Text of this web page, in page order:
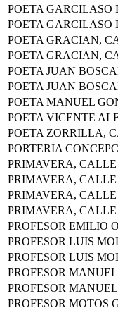
POETA
POETA
POETA GRACIAN,
POETA GRACIAN,
POETA JUAN
POETA JUAN
POETA MANUEL
POETA VICENTE
POETA ZORRILLA,
PORTERIA
PRIMAVERA, CALLE
PRIMAVERA, CALLE
PRIMAVERA, CALLE
PRIMAVERA, CALLE
PROFESOR EMILIO
PROFESOR LUIS
PROFESOR LUIS
PROFESOR
PROFESOR
PROFESOR MOTOS